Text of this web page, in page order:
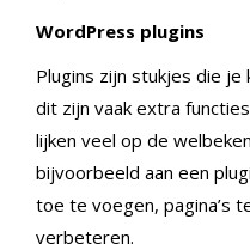
WordPress plugins
Plugins zijn stukjes die
dit zijn vaak extra
lijken veel op de
bijvoorbeeld aan een
toe te voegen, pagina’s
verbeteren.